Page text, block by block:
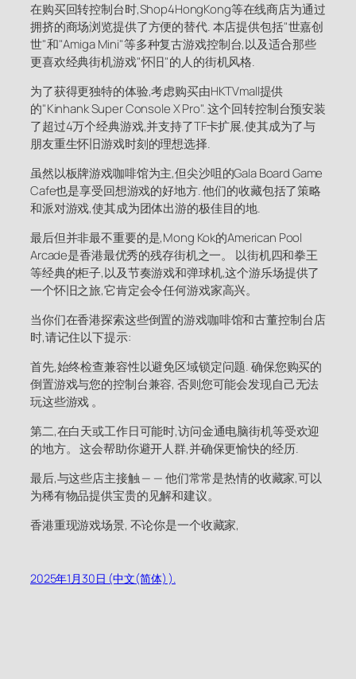
在购买回转控制台时,Shop4HongKong等在线商店为通过
拥挤的商场浏览提供了方便的替代. 本店提供包括"世嘉创
世"和"Amiga Mini"等多种复古游戏控制台,以及适合那些
更喜欢经典街机游戏"怀旧"的人的街机风格.
为了获得更独特的体验,考虑购买由HKTVmall提供
的"Kinhank Super Console X Pro". 这个回转控制台预安装
了超过4万个经典游戏,并支持了TF卡扩展,使其成为了与
朋友重生怀旧游戏时刻的理想选择.
虽然以板牌游戏咖啡馆为主,但尖沙咀的Gala Board Game
Cafe也是享受回想游戏的好地方. 他们的收藏包括了策略
和派对游戏,使其成为团体出游的极佳目的地.
最后但并非最不重要的是,Mong Kok的American Pool
Arcade是香港最优秀的残存街机之一。 以街机四和拳王
等经典的柜子,以及节奏游戏和弹球机,这个游乐场提供了
一个怀旧之旅,它肯定会令任何游戏家高兴。
当你们在香港探索这些倒置的游戏咖啡馆和古董控制台店
时,请记住以下提示:
首先,始终检查兼容性以避免区域锁定问题. 确保您购买的
倒置游戏与您的控制台兼容, 否则您可能会发现自己无法
玩这些游戏 。
第二,在白天或工作日可能时,访问金通电脑街机等受欢迎
的地方。 这会帮助你避开人群,并确保更愉快的经历.
最后,与这些店主接触 — — 他们常常是热情的收藏家,可以
为稀有物品提供宝贵的见解和建议。
香港重现游戏场景, 不论你是一个收藏家,
2025年1月30日 (中文(简体) ).